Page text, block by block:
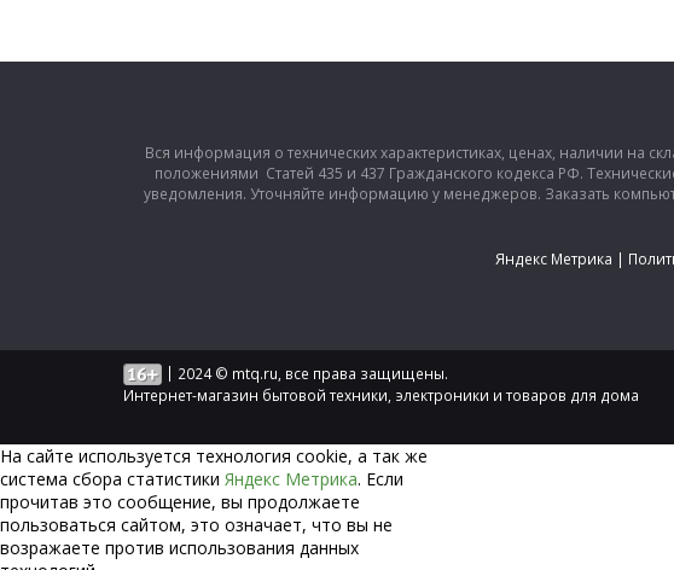
Вся информация о технических характеристиках, ценах, наличии на
положениями Статей 435 и 437 Гражданского кодекса РФ.
уведомления. Уточняйте информацию у менеджеров. Заказать
Яндекс Метрика |
| 2024 © mtq.ru, все права защищены.
Интернет-магазин бытовой техники, электроники и товаров для дома
На сайте используется технология сookie, а так же
система сбора статистики Яндекс Метрика. Если
прочитав это сообщение, вы продолжаете
пользоваться сайтом, это означает, что вы не
возражаете против использования данных